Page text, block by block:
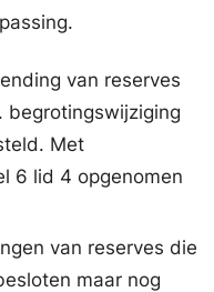
van reserves
Met
6 lid 4 opgenomen
van reserves die
maar nog